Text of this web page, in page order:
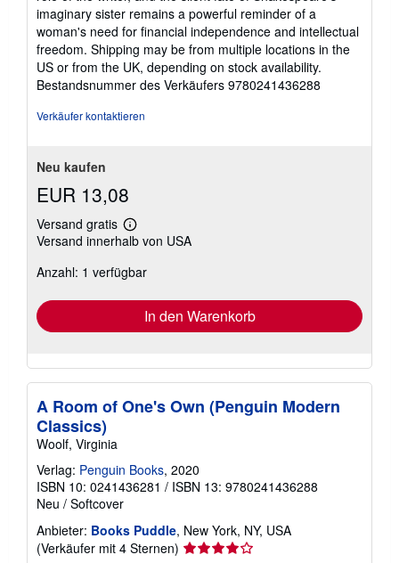
imaginary sister remains a powerful reminder of a
woman's need for financial independence and intellectual
freedom. Shipping may be from multiple locations in the
US or from the UK, depending on stock availability.
Bestandsnummer des Verkäufers 9780241436288
Verkäufer kontaktieren
Neu kaufen
EUR 13,08
Versand gratis
Weitere
Informationen
Versandkosten
Versand innerhalb von USA
Anzahl: 1 verfügbar
In den Warenkorb
A Room of One's Own (Penguin Modern
Classics)
Woolf, Virginia
Verlag: Penguin Books, 2020
ISBN 10: 0241436281 / ISBN 13: 9780241436288
Neu / Softcover
Anbieter: Books Puddle, New York, NY, USA
(Verkäufer mit 4 Sternen) Verkäuferbewertung